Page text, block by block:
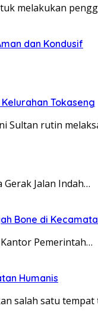
melakukan
dan Kondusif
Tokaseng
Sultan rutin
Jalan Indah…
Bone di
Pemerintah…
Humanis
salah satu